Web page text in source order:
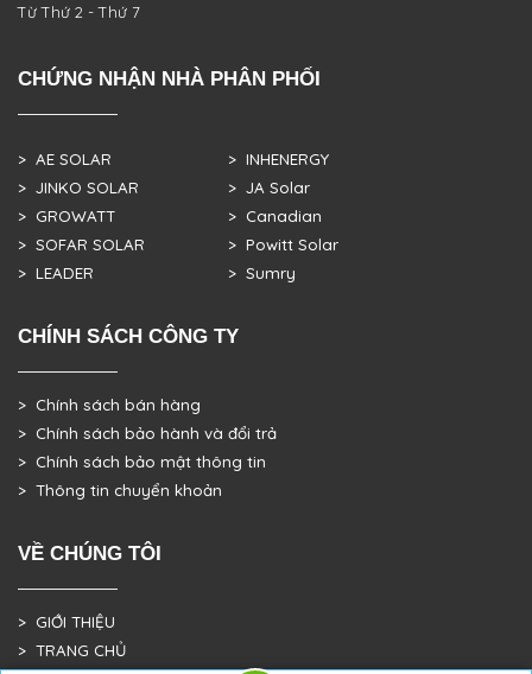
Từ Thứ 2 - Thứ 7
CHỨNG NHẬN NHÀ PHÂN PHỐI
> AE SOLAR
> JINKO SOLAR
> GROWATT
> SOFAR SOLAR
> LEADER
> INHENERGY
> JA Solar
> Canadian
> Powitt Solar
> Sumry
CHÍNH SÁCH CÔNG TY
> Chính sách bán hàng
> Chính sách bảo hành và đổi trả
> Chính sách bảo mật thông tin
> Thông tin chuyển khoản
VỀ CHÚNG TÔI
> GIỚI THIỆU
> TRANG CHỦ